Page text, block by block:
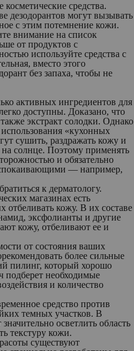
средства.
дезодорантов могут вызывать
с этим потемнение кожи.
внимание на список
от продуктов с
используйте средства с
вместо этого
без запаха, чтобы не
активных ингредиентов для
доступны. Доказано, что
экстракт солодки. Однако
«кухонных
сушить, раздражать кожу и
солнце. Поэтому применять
и обязательно
— например,
к дерматологу.
магазинах есть
отбеливать кожу. В их составе
эксфолианты и другие
кожу, отбеливают ее и
от состояния ваших
более сильные
пилинг, который хорошо
подберет необходимые
и количество
средство против
темных участков. В
осветлить область
текстуру кожи.
существуют